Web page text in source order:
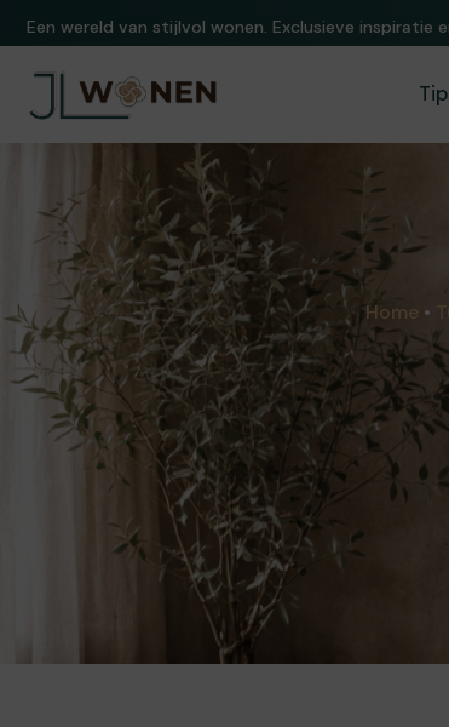
Een wereld van stijlvol wonen. Exclusieve inspiratie
Home •